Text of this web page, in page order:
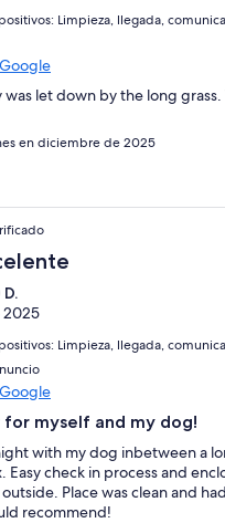
Limpieza, llegada,
let down by the long grass.
en diciembre de 2025
2025
Limpieza, llegada,
myself and my dog!
with my dog inbetween a
Easy check in process and
Place was clean and
recommend!